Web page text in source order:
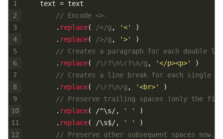
1
2
3
4
5
6
7
8
9
10
11
12
text = text
// Encode <>.
. replace( /</g , '<'
)
. replace( />/g , '>'
)
// Creates a paragraph for each double
. replace( /\r?\n\r?\n/g , '</p><p>'
)
// Creates a line break for each single
. replace( /\r?\n/g , '<br>'
)
// Preserve trailing spaces (only the
. replace( /^\s/, ' '
)
. replace( /\s$/, ' '
)
// Preserve other subsequent spaces now.